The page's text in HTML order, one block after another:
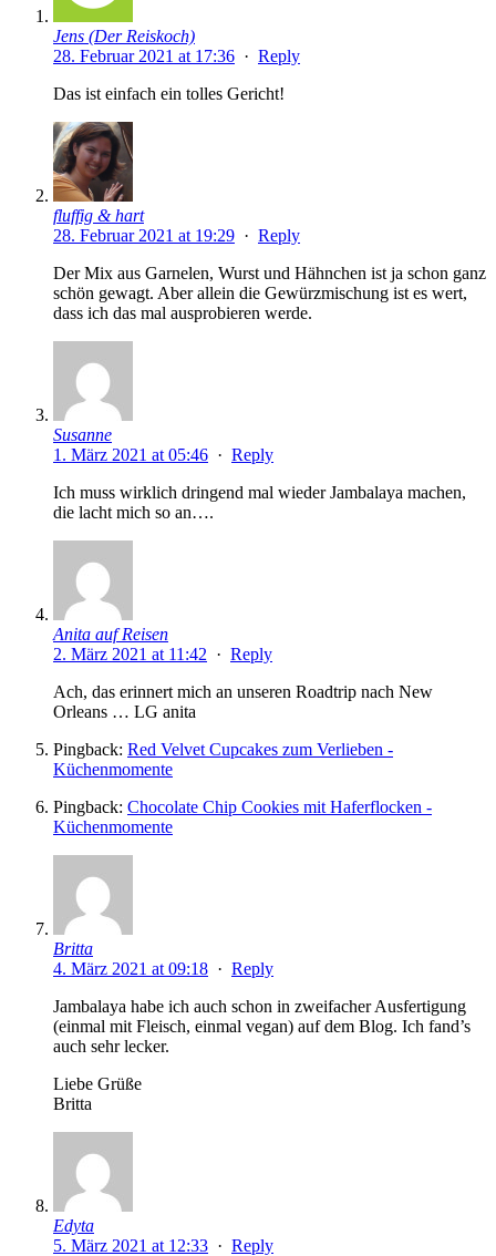
Jens (Der Reiskoch)
28. Februar 2021 at 17:36 · Reply
Das ist einfach ein tolles Gericht!
fluffig & hart
28. Februar 2021 at 19:29 · Reply
Der Mix aus Garnelen, Wurst und Hähnchen ist ja schon ganz
schön gewagt. Aber allein die Gewürzmischung ist es wert,
dass ich das mal ausprobieren werde.
Susanne
1. März 2021 at 05:46 · Reply
Ich muss wirklich dringend mal wieder Jambalaya machen,
die lacht mich so an….
Anita auf Reisen
2. März 2021 at 11:42 · Reply
Ach, das erinnert mich an unseren Roadtrip nach New
Orleans … LG anita
Pingback: Red Velvet Cupcakes zum Verlieben -
Küchenmomente
Pingback: Chocolate Chip Cookies mit Haferflocken -
Küchenmomente
Britta
4. März 2021 at 09:18 · Reply
Jambalaya habe ich auch schon in zweifacher Ausfertigung
(einmal mit Fleisch, einmal vegan) auf dem Blog. Ich fand’s
auch sehr lecker.
Liebe Grüße
Britta
Edyta
5. März 2021 at 12:33 · Reply